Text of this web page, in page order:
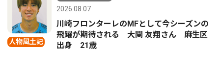
人物風土記
2026.08.07
川崎フロンターレのMFとして今シーズンの
飛躍が期待される 大関 友翔さん 麻生区
出身 21歳